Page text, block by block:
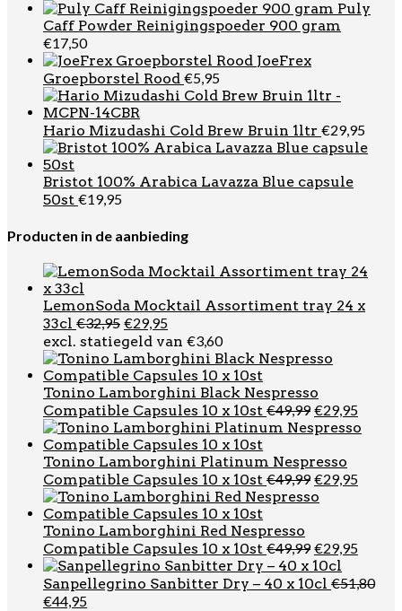
Puly
Caff Powder Reinigingspoeder 900 gram
€17,50
JoeFrex
Groepborstel Rood €5,95
Hario Mizudashi Cold Brew Bruin 1ltr €29,95
Bristot 100% Arabica Lavazza Blue capsule
50st €19,95
Producten in de aanbieding
LemonSoda Mocktail Assortiment tray 24 x
33cl €32,95 Oorspronkelijke
prijs
was:
€32,95.
€29,95Huidige
prijs
is:
€29,95.
excl. statiegeld van €3,60
Tonino Lamborghini Black Nespresso
Compatible Capsules 10 x 10st €49,99
prijs
€49,99.
€29,95
prijs
Tonino Lamborghini Platinum Nespresso
Compatible Capsules 10 x 10st €49,99
prijs
€29,95
Tonino Lamborghini Red Nespresso
Compatible Capsules 10 x 10st €49,99
prijs
was:
€29,95
is:
Sanpellegrino Sanbitter Dry – 40 x 10cl €51,80
Oorspronkelijke
€44,95Huidige